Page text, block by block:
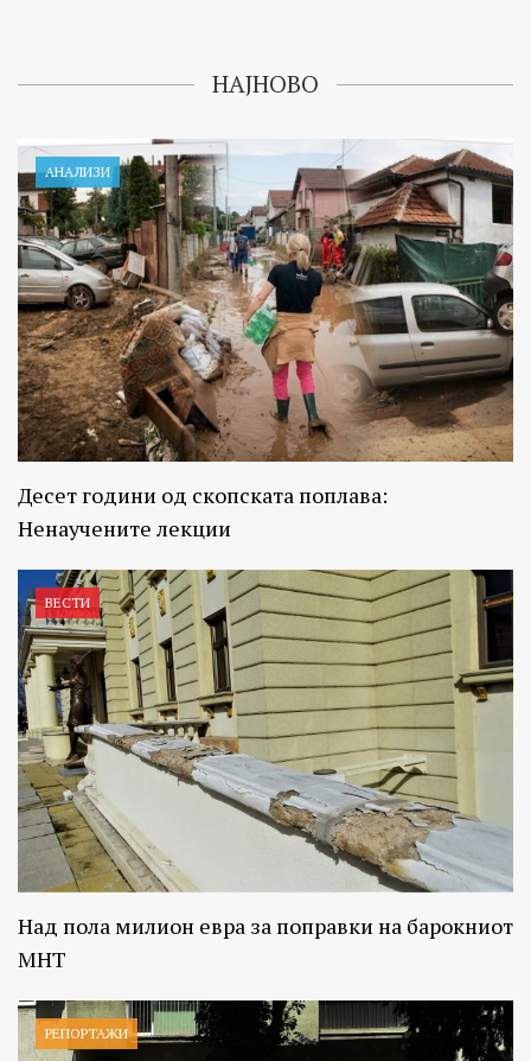
НАЈНОВО
АНАЛИЗИ
Десет години од скопската поплава:
Ненаучените лекции
ВЕСТИ
Над пола милион евра за поправки на барокниот
МНТ
РЕПОРТАЖИ